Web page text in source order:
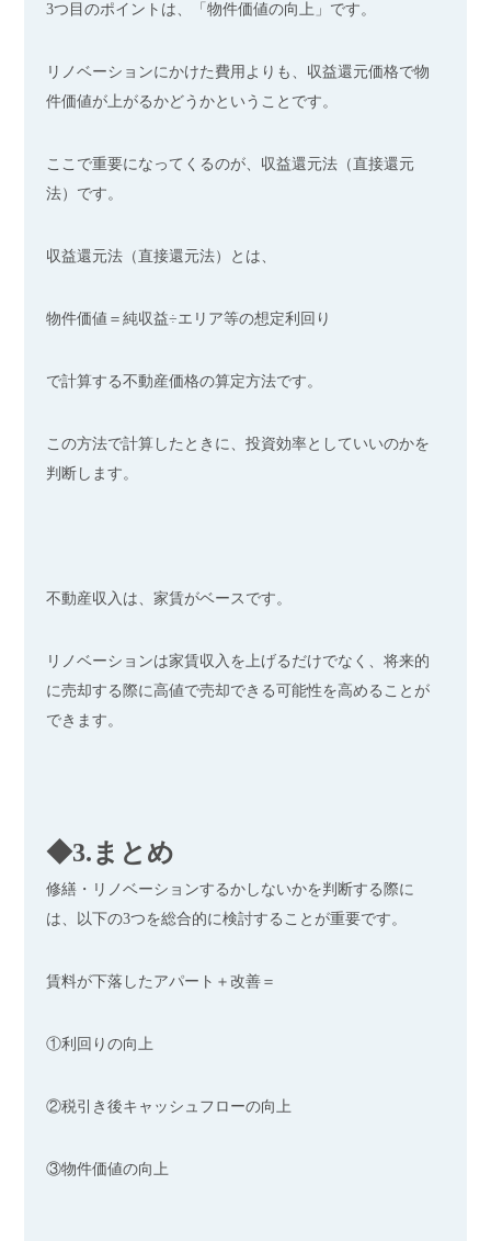
3つ目のポイントは、「物件価値の向上」です。
リノベーションにかけた費用よりも、収益還元価格で物
件価値が上がるかどうかということです。
ここで重要になってくるのが、収益還元法（直接還元
法）です。
収益還元法（直接還元法）とは、
物件価値＝純収益÷エリア等の想定利回り
で計算する不動産価格の算定方法です。
この方法で計算したときに、投資効率としていいのかを
判断します。
不動産収入は、家賃がベースです。
リノベーションは家賃収入を上げるだけでなく、将来的
に売却する際に高値で売却できる可能性を高めることが
できます。
◆3.まとめ
修繕・リノベーションするかしないかを判断する際に
は、以下の3つを総合的に検討することが重要です。
賃料が下落したアパート＋改善＝
①利回りの向上
②税引き後キャッシュフローの向上
③物件価値の向上